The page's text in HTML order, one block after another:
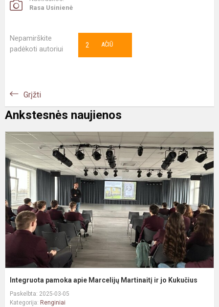
Rasa Usinienė
Nepamirškite
padėkoti autoriui
AČIŪ
2
Grįžti
Ankstesnės naujienos
Integruota pamoka apie Marcelijų Martinaitį ir jo Kukučius
Paskelbta: 2025-03-05
Kategorija: Renginiai